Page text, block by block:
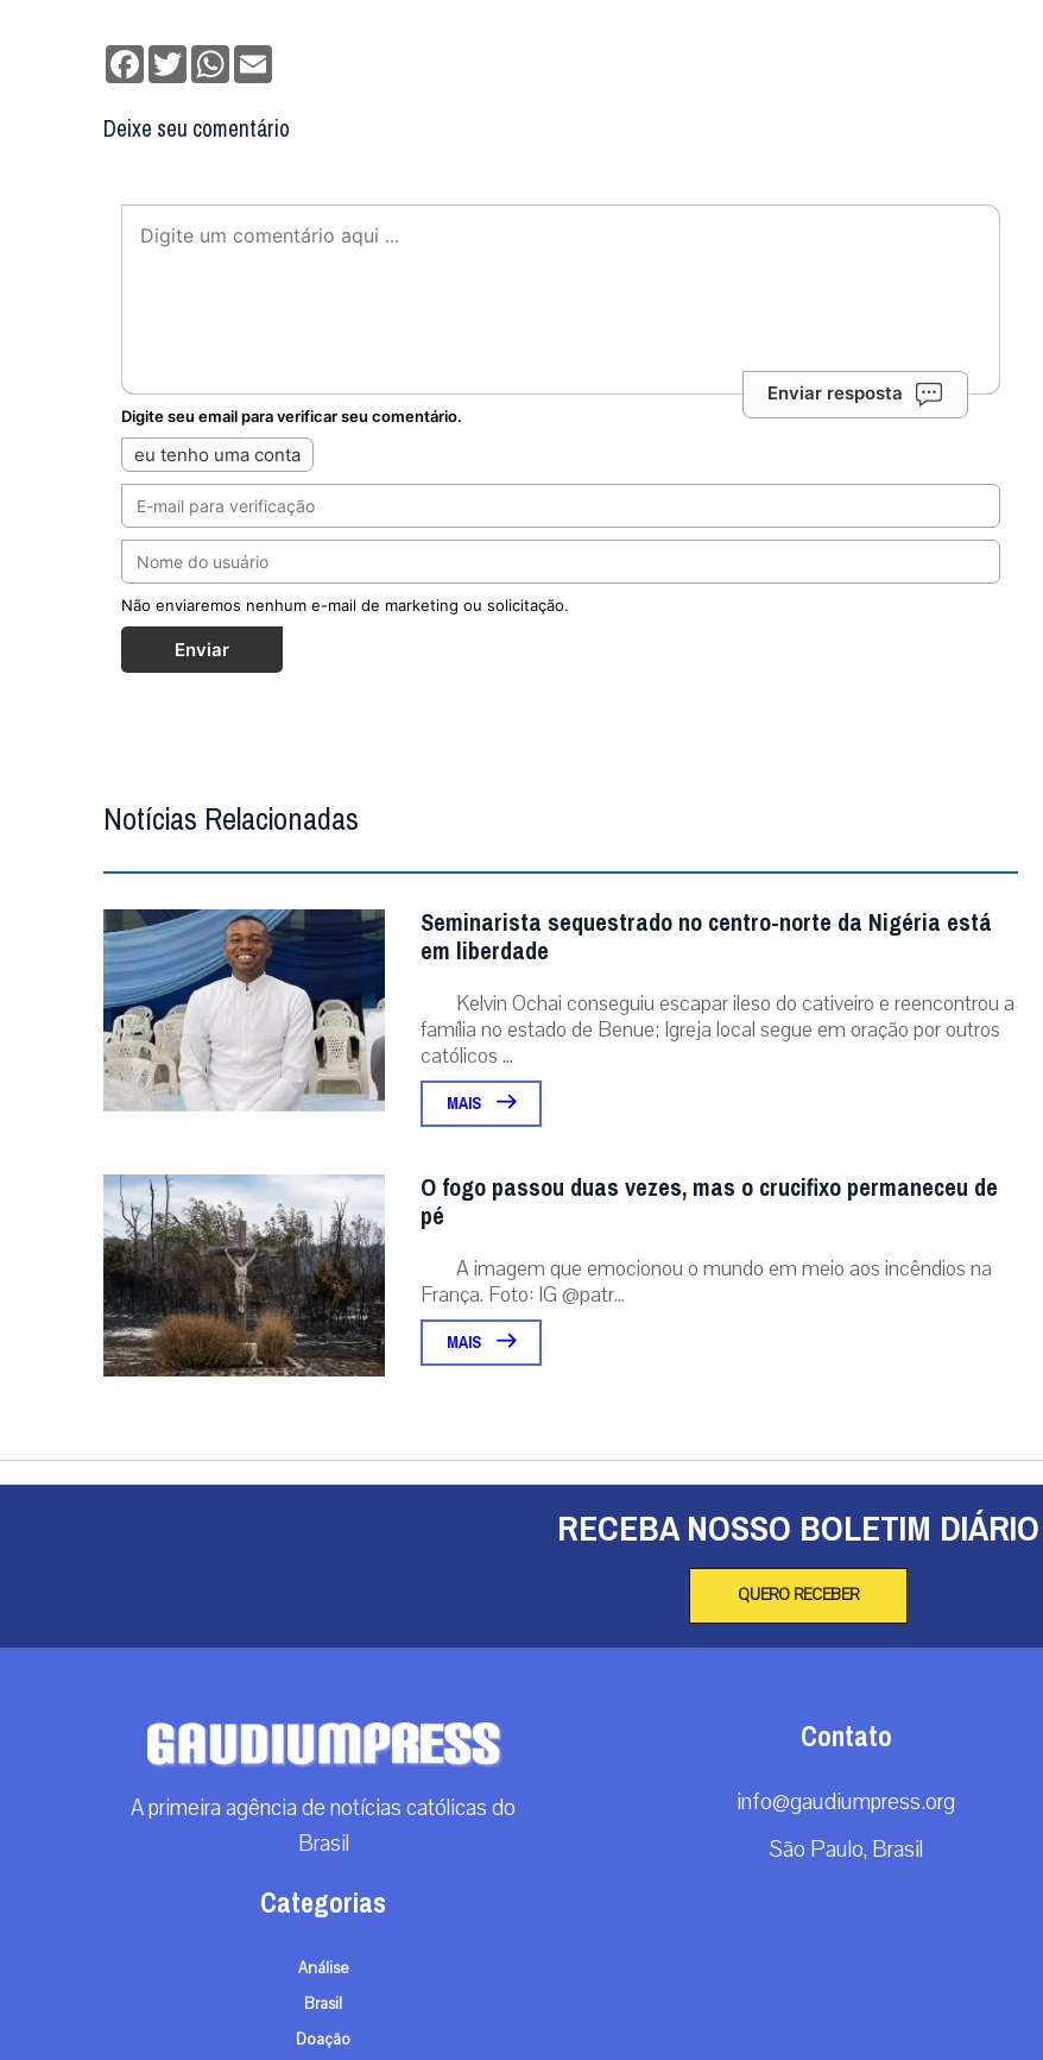
Facebook
TwitterWhatsApp
Deixe seu comentário
Enviar resposta
Digite seu email para verificar seu comentário.
eu tenho uma conta
Não enviaremos nenhum e-mail de marketing ou solicitação.
Enviar
Notícias Relacionadas
Seminarista sequestrado no centro-norte da Nigéria está
em liberdade
Kelvin Ochai conseguiu escapar ileso do cativeiro e reencontrou a
família no estado de Benue; Igreja local segue em oração por outros
católicos ...
MAIS
O fogo passou duas vezes, mas o crucifixo permaneceu de
pé
A imagem que emocionou o mundo em meio aos incêndios na
França. Foto: IG @patr...
MAIS
RECEBA NOSSO BOLETIM DIÁRIO
QUERO RECEBER
A primeira agência de notícias católicas do
Brasil
Categorias
Análise
Brasil
Doação
Contato
info@gaudiumpress.org
São Paulo, Brasil